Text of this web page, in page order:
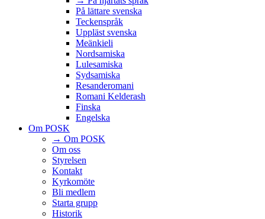
På lättare svenska
Teckenspråk
Uppläst svenska
Meänkieli
Nordsamiska
Lulesamiska
Sydsamiska
Resanderomani
Romani Kelderash
Finska
Engelska
Om POSK
→ Om POSK
Om oss
Styrelsen
Kontakt
Kyrkomöte
Bli medlem
Starta grupp
Historik